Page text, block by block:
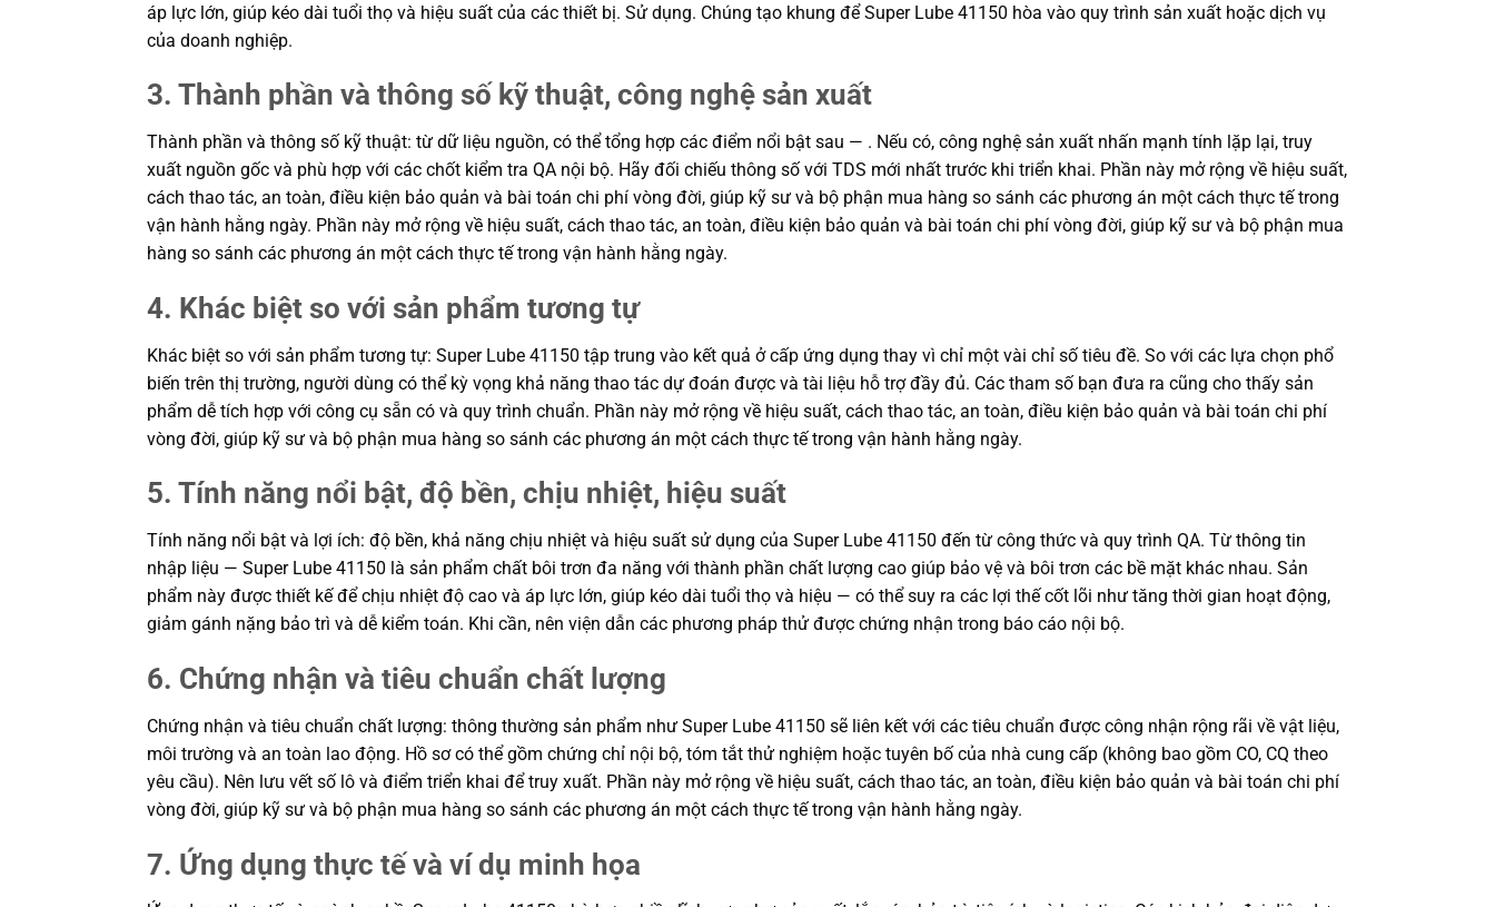
áp lực lớn, giúp kéo dài tuổi thọ và hiệu suất của các thiết bị. Sử dụng. Chúng tạo khung để Super Lube 41150 hòa vào quy trình sản xuất hoặc dịch vụ
của doanh nghiệp.
3. Thành phần và thông số kỹ thuật, công nghệ sản xuất
Thành phần và thông số kỹ thuật: từ dữ liệu nguồn, có thể tổng hợp các điểm nổi bật sau — . Nếu có, công nghệ sản xuất nhấn mạnh tính lặp lại, truy
xuất nguồn gốc và phù hợp với các chốt kiểm tra QA nội bộ. Hãy đối chiếu thông số với TDS mới nhất trước khi triển khai. Phần này mở rộng về hiệu suất,
cách thao tác, an toàn, điều kiện bảo quản và bài toán chi phí vòng đời, giúp kỹ sư và bộ phận mua hàng so sánh các phương án một cách thực tế trong
vận hành hằng ngày. Phần này mở rộng về hiệu suất, cách thao tác, an toàn, điều kiện bảo quản và bài toán chi phí vòng đời, giúp kỹ sư và bộ phận mua
hàng so sánh các phương án một cách thực tế trong vận hành hằng ngày.
4. Khác biệt so với sản phẩm tương tự
Khác biệt so với sản phẩm tương tự: Super Lube 41150 tập trung vào kết quả ở cấp ứng dụng thay vì chỉ một vài chỉ số tiêu đề. So với các lựa chọn phổ
biến trên thị trường, người dùng có thể kỳ vọng khả năng thao tác dự đoán được và tài liệu hỗ trợ đầy đủ. Các tham số bạn đưa ra cũng cho thấy sản
phẩm dễ tích hợp với công cụ sẵn có và quy trình chuẩn. Phần này mở rộng về hiệu suất, cách thao tác, an toàn, điều kiện bảo quản và bài toán chi phí
vòng đời, giúp kỹ sư và bộ phận mua hàng so sánh các phương án một cách thực tế trong vận hành hằng ngày.
5. Tính năng nổi bật, độ bền, chịu nhiệt, hiệu suất
Tính năng nổi bật và lợi ích: độ bền, khả năng chịu nhiệt và hiệu suất sử dụng của Super Lube 41150 đến từ công thức và quy trình QA. Từ thông tin
nhập liệu — Super Lube 41150 là sản phẩm chất bôi trơn đa năng với thành phần chất lượng cao giúp bảo vệ và bôi trơn các bề mặt khác nhau. Sản
phẩm này được thiết kế để chịu nhiệt độ cao và áp lực lớn, giúp kéo dài tuổi thọ và hiệu — có thể suy ra các lợi thế cốt lõi như tăng thời gian hoạt động,
giảm gánh nặng bảo trì và dễ kiểm toán. Khi cần, nên viện dẫn các phương pháp thử được chứng nhận trong báo cáo nội bộ.
6. Chứng nhận và tiêu chuẩn chất lượng
Chứng nhận và tiêu chuẩn chất lượng: thông thường sản phẩm như Super Lube 41150 sẽ liên kết với các tiêu chuẩn được công nhận rộng rãi về vật liệu,
môi trường và an toàn lao động. Hồ sơ có thể gồm chứng chỉ nội bộ, tóm tắt thử nghiệm hoặc tuyên bố của nhà cung cấp (không bao gồm CO, CQ theo
yêu cầu). Nên lưu vết số lô và điểm triển khai để truy xuất. Phần này mở rộng về hiệu suất, cách thao tác, an toàn, điều kiện bảo quản và bài toán chi phí
vòng đời, giúp kỹ sư và bộ phận mua hàng so sánh các phương án một cách thực tế trong vận hành hằng ngày.
7. Ứng dụng thực tế và ví dụ minh họa